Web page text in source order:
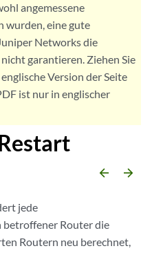
angemessene
wurden, eine gute
Networks die
garantieren. Ziehen Sie
Version der Seite
ist nur in englischer
arrow_backward arrow_forward
jede
betroffener Router die
Routern neu berechnet,